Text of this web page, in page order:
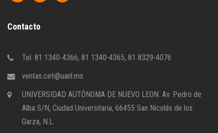
Contacto
Tel. 81 1340-4366, 81 1340-4365, 81 8329-4076
ventas.ceti@uanl.mx
UNIVERSIDAD AUTÓNOMA DE NUEVO LEON. Av. Pedro de
Alba S/N, Ciudad Universitaria, 66455 San Nicolás de los
Garza, N.L.